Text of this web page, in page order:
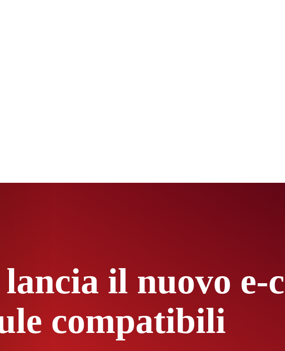
il nuovo e-
compatibili